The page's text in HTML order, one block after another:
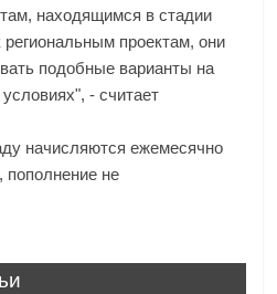
находящимся в стадии
региональным проектам, они
подобные варианты на
- считает
начисляются ежемесячно
пополнение не